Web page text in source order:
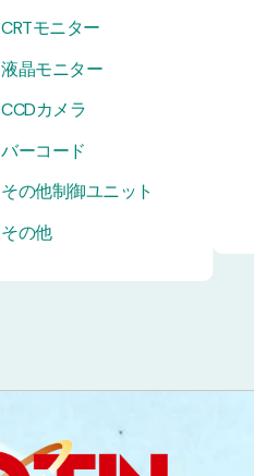
CRTモニター
液晶モニター
CCDカメラ
バーコード
その他制御ユニット
その他